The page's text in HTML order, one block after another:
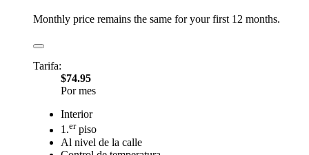
Monthly price remains the same for your first 12 months.
Tarifa:
$74.95
Por mes
Interior
1.erpiso
Al nivel de la calle